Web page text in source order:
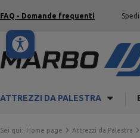
FAQ - Domande frequenti
ATTREZZI DA PALESTRA
Sei qui: Home page Attrezzi da Palestra